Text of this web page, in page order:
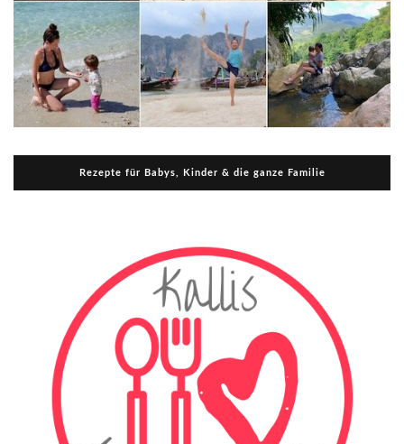
Rezepte für Babys, Kinder & die ganze Familie